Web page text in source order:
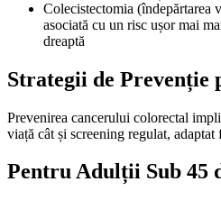
Colecistectomia (îndepărtarea
asociată cu un risc ușor mai
dreaptă
Strategii de Prevenție
Prevenirea cancerului colorectal
viață cât și screening regulat, adaptat
Pentru Adulții Sub 45